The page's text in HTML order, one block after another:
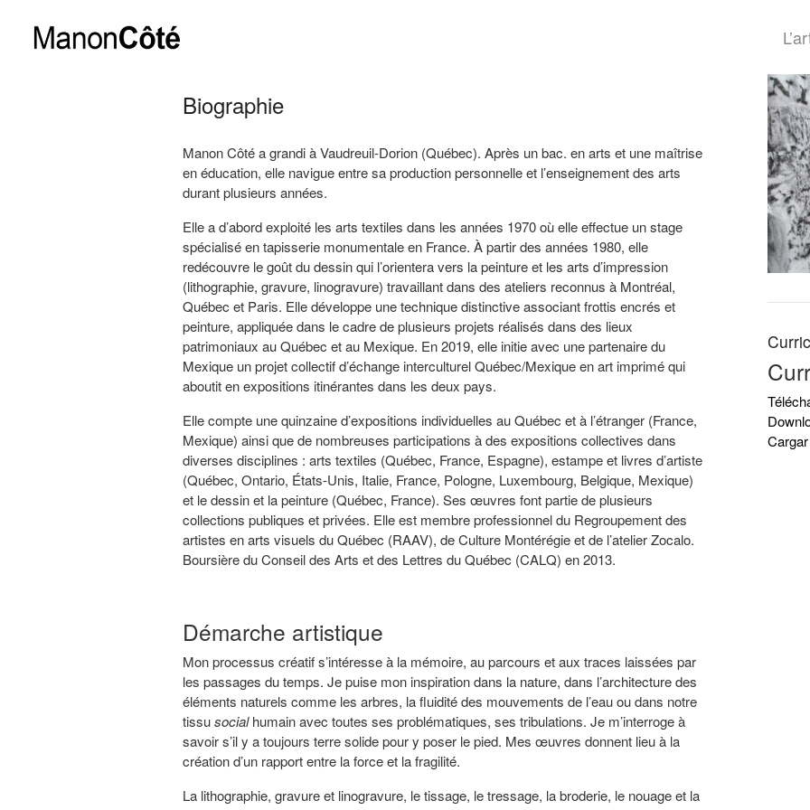
Biographie
Manon Côté a grandi à Vaudreuil-Dorion (Québec). Après un bac. en arts et une maîtrise
en éducation, elle navigue entre sa production personnelle et l’enseignement des arts
durant plusieurs années.
Elle a d’abord exploité les arts textiles dans les années 1970 où elle effectue un stage
spécialisé en tapisserie monumentale en France. À partir des années 1980, elle
redécouvre le goût du dessin qui l’orientera vers la peinture et les arts d’impression
(lithographie, gravure, linogravure) travaillant dans des ateliers reconnus à Montréal,
Québec et Paris. Elle développe une technique distinctive associant frottis encrés et
peinture, appliquée dans le cadre de plusieurs projets réalisés dans des lieux
patrimoniaux au Québec et au Mexique. En 2019, elle initie avec une partenaire du
Mexique un projet collectif d’échange interculturel Québec/Mexique en art imprimé qui
aboutit en expositions itinérantes dans les deux pays.
Elle compte une quinzaine d’expositions individuelles au Québec et à l’étranger (France,
Mexique) ainsi que de nombreuses participations à des expositions collectives dans
diverses disciplines : arts textiles (Québec, France, Espagne), estampe et livres d’artiste
(Québec, Ontario, États-Unis, Italie, France, Pologne, Luxembourg, Belgique, Mexique)
et le dessin et la peinture (Québec, France). Ses œuvres font partie de plusieurs
collections publiques et privées. Elle est membre professionnel du Regroupement des
artistes en arts visuels du Québec (RAAV), de Culture Montérégie et de l’atelier Zocalo.
Boursière du Conseil des Arts et des Lettres du Québec (CALQ) en 2013.
Démarche artistique
Mon processus créatif s’intéresse à la mémoire, au parcours et aux traces laissées par
les passages du temps. Je puise mon inspiration dans la nature, dans l’architecture des
éléments naturels comme les arbres, la fluidité des mouvements de l’eau ou dans notre
tissusocialhumain avec toutes ses problématiques, ses tribulations. Je m’interroge à
savoir s’il y a toujours terre solide pour y poser le pied. Mes œuvres donnent lieu à la
création d’un rapport entre la force et la fragilité.
La lithographie, gravure et linogravure, le tissage, le tressage, la broderie, le nouage et la